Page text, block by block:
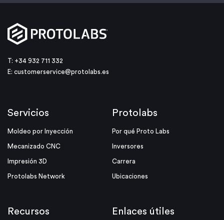
T: +34 932 711 332
E: customerservice@protolabs.es
Servicios
Moldeo por Inyección
Mecanizado CNC
Impresión 3D
Protolabs Network
Protolabs
Por qué Proto Labs
Inversores
Carrera
Ubicaciones
Recursos Enlaces útiles